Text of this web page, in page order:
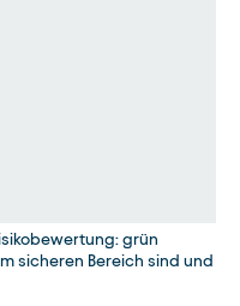
grün
sicheren Bereich sind und